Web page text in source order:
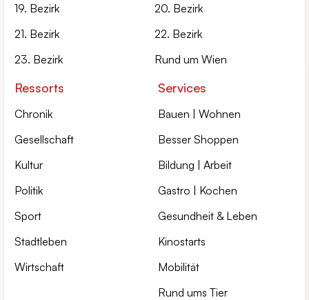
19. Bezirk
20. Bezirk
21. Bezirk
22. Bezirk
23. Bezirk
Rund um Wien
Ressorts
Chronik
Gesellschaft
Kultur
Politik
Sport
Stadtleben
Wirtschaft
Services
Bauen | Wohnen
Besser Shoppen
Bildung | Arbeit
Gastro | Kochen
Gesundheit & Leben
Kinostarts
Mobilität
Rund ums Tier